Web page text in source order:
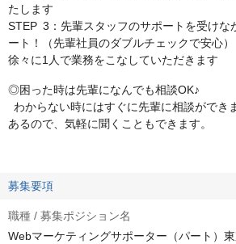
たします
STEP 3：先輩スタッフのサポートを受けな
ート！（先輩社員のダブルチェックで安心）
徐々に1人で業務をこなしていただきます
◎困った時は先輩になんでも相談OK♪
わからない時にはすぐに先輩に相談ができ
あるので、気軽に聞くこともできます。
募集要項
職種 / 募集ポジション名
Webマーケティングサポーター（パート）